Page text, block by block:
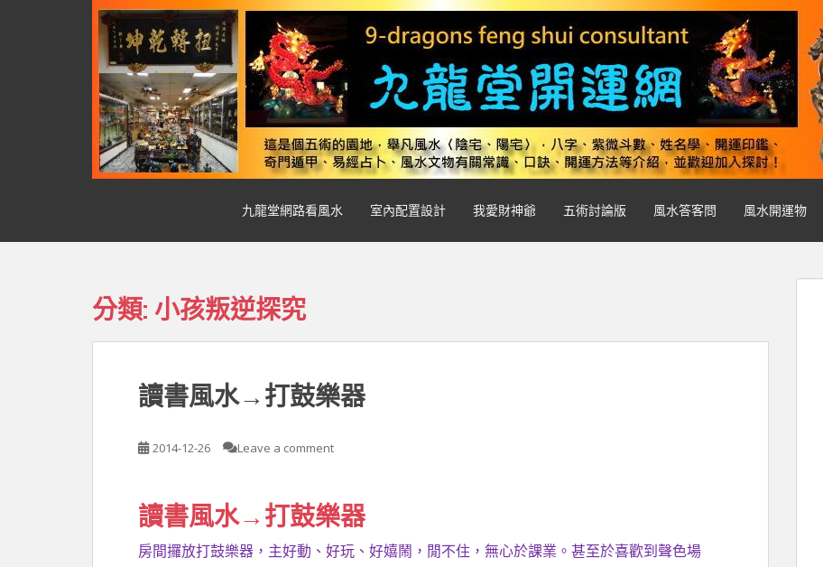
o
九龍堂網路看風水 室內配置設計 我愛財神爺 五術討論版 風水答客問 風水開運物
分類: 小孩叛逆探究
讀書風水→打鼓樂器
2014-12-26 Leave a comment
讀書風水→打鼓樂器
房間攞放打鼓樂器，主好動、好玩、好嬉鬧，閒不住，無心於課業。甚至於喜歡到聲色場